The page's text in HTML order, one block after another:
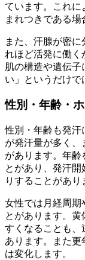
ています。これに
まれつきである場
また、汗腺が密
れほど活発に働く
肌の構造や遺伝子
い」というだけで
性別・年齢・
性別・年齢も発汗
が発汗量が多く、
があります。年齢
とがあり、発汗
りすることがあり
女性では月経周期
とがあります。
すくなることも、
あります。また更
は変化します。